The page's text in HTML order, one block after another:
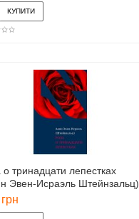
о тринадцати лепестках
Эвен-Исраэль Штейнзальц)